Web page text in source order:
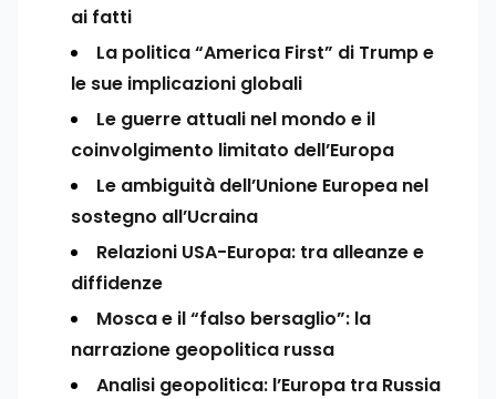
ai fatti
La politica “America First” di Trump e
le sue implicazioni globali
Le guerre attuali nel mondo e il
coinvolgimento limitato dell’Europa
Le ambiguità dell’Unione Europea nel
sostegno all’Ucraina
Relazioni USA-Europa: tra alleanze e
diffidenze
Mosca e il “falso bersaglio”: la
narrazione geopolitica russa
Analisi geopolitica: l’Europa tra Russia